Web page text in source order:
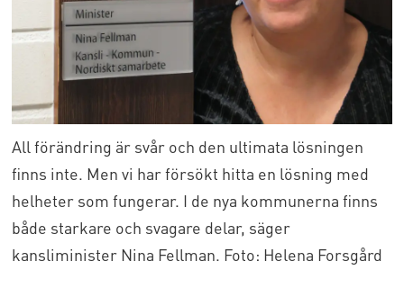
All förändring är svår och den ultimata lösningen
finns inte. Men vi har försökt hitta en lösning med
helheter som fungerar. I de nya kommunerna finns
både starkare och svagare delar, säger
kansliminister Nina Fellman. Foto: Helena Forsgård